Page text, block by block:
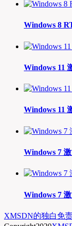
Windows 8
Windows 11
Windows 11
Windows 7
Windows 7
XMSDN的独白免